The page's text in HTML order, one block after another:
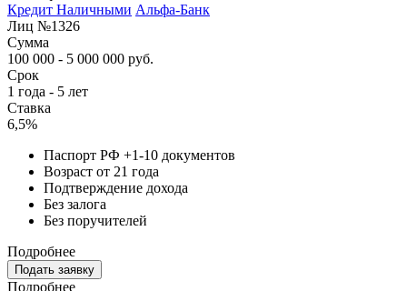
Кредит Наличными Альфа-Банк
Лиц №1326
Сумма
100 000 - 5 000 000 руб.
Срок
1 года - 5 лет
Ставка
6,5%
Паспорт РФ +1-10 документов
Возраст от 21 года
Подтверждение дохода
Без залога
Без поручителей
Подробнее
Подать заявку
Подробнее